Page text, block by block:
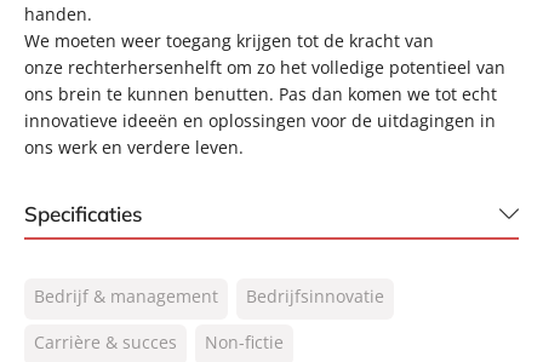
handen.
We moeten weer toegang krijgen tot de kracht van
onze rechterhersenhelft om zo het volledige potentieel van
ons brein te kunnen benutten. Pas dan komen we tot echt
innovatieve ideeën en oplossingen voor de uitdagingen in
ons werk en verdere leven.
Specificaties
NUR:
770
Type:
Paperback
Bedrijf & management
Bedrijfsinnovatie
Carrière & succes
Non-fictie